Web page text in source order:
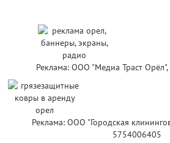
Реклама: ООО "Медиа Траст
Реклама: ООО "Городская
5754006405